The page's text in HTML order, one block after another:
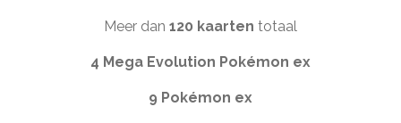
Meer dan 120 kaarten totaal
4 Mega Evolution Pokémon ex
9 Pokémon ex